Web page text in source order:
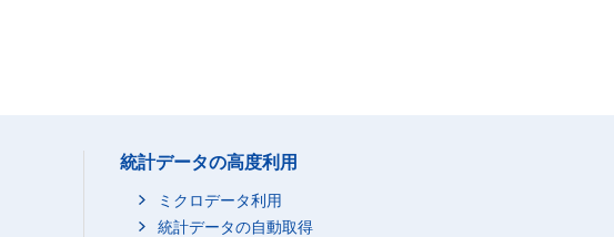
統計データの高度利用
ミクロデータ利用
統計データの自動取得